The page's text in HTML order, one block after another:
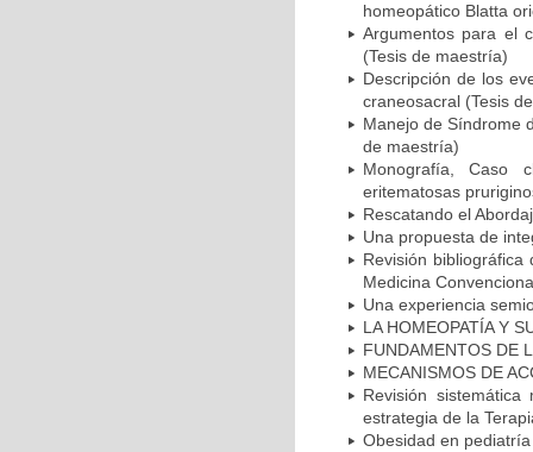
homeopático Blatta
Argumentos para el
(Tesis de maestría)
Descripción de los
craneosacral (Tesis
Manejo de Síndrome
de maestría)
Monografía, Caso
eritematosas
Rescatando el
Una propuesta de
Revisión
Medicina
Una experiencia
LA HOMEOPATÍA Y
FUNDAMENTOS DE
MECANISMOS DE
Revisión
estrategia de la
Obesidad en